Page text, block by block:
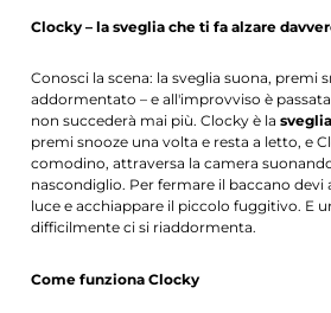
Clocky – la sveglia che ti fa alzare
Conosci la scena: la sveglia suona, premi
addormentato – e all'improvviso è
non succederà mai più. Clocky è la
premi snooze una volta e resta a letto, e
comodino, attraversa la camera
nascondiglio. Per fermare il baccano devi
luce e acchiappare il piccolo fuggitivo. E
difficilmente ci si riaddormenta.
Come funziona Clocky